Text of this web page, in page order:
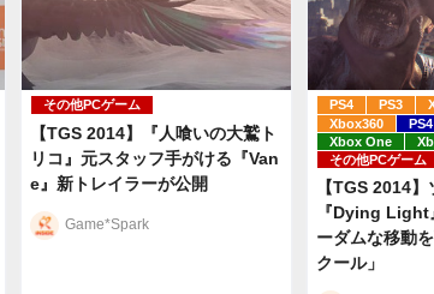
その他PCゲーム
【TGS 2014】『人喰いの大鷲ト
リコ』元スタッフ手がける『Van
e』新トレイラーが公開
Game*Spark
PS4 PS3
Xbox360
PS4
Xbox One
その他PCゲーム
【TGS 2014
『Dying Light
ーダムな移動
クール」